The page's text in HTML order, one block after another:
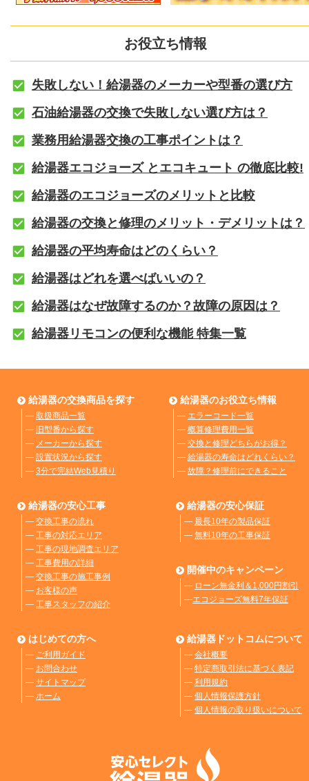
お役立ち情報
失敗しない！給湯器のメーカーや型番の選び方
石油給湯器の交換で失敗しない選び方は？
業務用給湯器交換の工事ポイントは？
給湯器エコジョーズ とエコキュート の徹底比較!
給湯器のエコジョーズのメリットと比較
給湯器の交換と修理のメリット・デメリットは？
給湯器の平均寿命はどのくらい？
給湯器はどれを選べばいいの？
給湯器はなぜ故障するのか？故障の原因は？
給湯器リモコンの便利な機能 特集一覧
給湯器の交換商品を探す
― 取扱商品一覧
― 旧型番から探す
― メーカーから探す
― 設置状況から探す
― 3分で完結Web見積り
給湯器のお役立ち情報
― エラーコード一覧
― 概算修理費用一覧
― 交換と修理どちらがお得？
― 給湯器の寿命はどれくらい？
― 故障？修理前にできること
給湯器の安心工事
― 交換工事の流れ
― 工事の対応エリア
― 工事の現地調査エリア
― 工事費用の詳細
― 交換工事の施工事例
― お客様の声
― 工事スタッフの紹介
給湯器の安心保証
― 最長10年の製品保証
― 無料10年の工事保証
開催中のキャンペーン
― ローン無金利＆1,000円割引
―エコジョーズ無料7年保証
はじめての方へ
― ご利用ガイド
― お問合わせ
― サイトマップ
― ホーム
給湯器ドットコムについて
― 会社概要
― 特定商取引法に基づく表記
― 利用規約
― 個人情報保護方針
― 個人情報の取り扱いについて